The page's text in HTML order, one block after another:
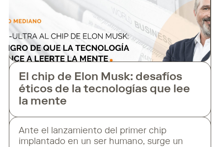
El chip de Elon Musk: desafíos
éticos de la tecnologías que lee
la mente
Ante el lanzamiento del primer chip
implantado en un ser humano, surge un